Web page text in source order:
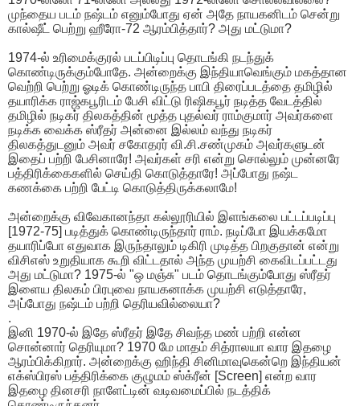
முந்தைய படம் நஷ்டம் எனும்போது ஏன் அதே நாயகனிடம் சென்று
கால்ஷீட் பெற்று ஹீரோ-72 ஆரம்பித்தார்? அது மட்டுமா?
1974-ல் உரிமைக்குரல் படப்பிடிப்பு தொடங்கி நடந்துக்
கொண்டிருக்கும்போதே. அன்றைக்கு இந்தியாவெங்கும் மகத்தான
வெற்றி பெற்று ஓடிக் கொண்டிருந்த பாபி திரைப்படத்தை தமிழில்
தயாரிக்க ராஜ்கபூரிடம் பேசி விட்டு ரிஷிகபூர் நடித்த வேடத்தில்
தமிழில் நடிகர் திலகத்தின் மூத்த புதல்வர் ராம்குமார் அவர்களை
நடிக்க வைக்க ஸ்ரீதர் அன்னை இல்லம் வந்து நடிகர்
திலகத்துடனும் அவர் சகோதரர் வி.சி.சண்முகம் அவர்களுடன்
இதைப் பற்றி பேசினாரே! அவர்கள் சரி என்று சொல்லும் முன்னரே
பத்திரிக்கைகளில் செய்தி கொடுத்தாரே! அப்போது நஷ்ட
கணக்கை பற்றி பேட்டி கொடுத்திருக்கலாமே!
அன்றைக்கு விவேகானந்தா கல்லூரியில் இளங்கலை பட்டப்படிப்பு
[1972-75] படித்துக் கொண்டிருந்தார் ராம். நடிப்போ இயக்கமோ
தயாரிப்போ எதுவாக இருந்தாலும் டிகிரி முடித்த பிறகுதான் என்று
விசிஎஸ் உறுதியாக கூறி விட்டதால் அந்த முயற்சி கைவிடப்பட்டது
அது மட்டுமா? 1975-ல் "ஒ மஞ்சு" படம் தொடங்கும்போது ஸ்ரீதர்
இளைய திலகம் பிரபுவை நாயகனாக்க முயற்சி எடுத்தாரே,
அப்போது நஷ்டம் பற்றி தெரியவில்லையா?
.
இனி 1970-ல் இதே ஸ்ரீதர் இதே சிவந்த மண் பற்றி என்ன
சொன்னார் தெரியுமா? 1970 மே மாதம் சித்ராலயா வார இதழை
ஆரம்பிக்கிறார். அன்றைக்கு ஹிந்தி சினிமாவுகென்றெ இந்தியன்
எக்ஸ்பிரஸ் பத்திரிக்கை குழுமம் ஸ்க்ரீன் [Screen] என்ற வார
இதழை தினசரி நாளேட்டின் வடிவமைப்பில் நடத்திக்